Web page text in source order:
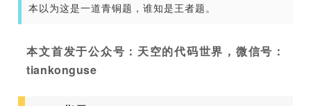
本以为这是一道青铜题，谁知是王者题。
本文首发于公众号：天空的代码世界，微信号：
tiankonguse